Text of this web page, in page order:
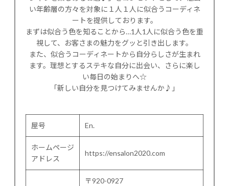
い年齢層の方々を対象に１人１人に似合うコーディネ
ートを提供しております。
まずは似合う色を知ることから…1人1人に似合う色を重
視して、お客さまの魅力をグッと引き出します。
また、似合うコーディネートから自分らしさが生まれ
ます。理想とするステキな自分に出会い、さらに楽し
い毎日の始まりへ☆
「新しい自分を見つけてみませんか♪」
屋号 En.
ホームページ
アドレス
https://ensalon2020.com
〒920-0927